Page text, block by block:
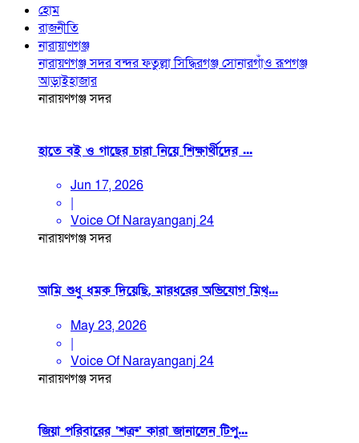
হোম
রাজনীতি
নারায়াণগঞ্জ
নারায়ণগঞ্জ সদরবন্দরফতুল্লাসিদ্ধিরগঞ্জসোনারগাঁওরূপগঞ্জ
আড়াইহাজার
নারায়ণগঞ্জ সদর
হাতে বই ও গাছের চারা নিয়ে শিক্ষার্থীদের ...
Jun 17, 2026
|
Voice Of Narayanganj 24
নারায়ণগঞ্জ সদর
আমি শুধু ধমক দিয়েছি, মারধরের অভিযোগ মিথ্...
May 23, 2026
|
Voice Of Narayanganj 24
নারায়ণগঞ্জ সদর
জিয়া পরিবারের ‘শত্রু’ কারা জানালেন টিপু...